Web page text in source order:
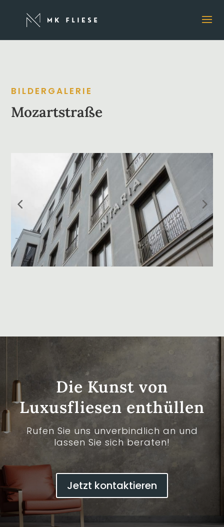
BILDERGALERIE
Mozartstraße
Die Kunst von
Luxusfliesen enthüllen
Rufen Sie uns unverbindlich an und
lassen Sie sich beraten!
Jetzt kontaktieren